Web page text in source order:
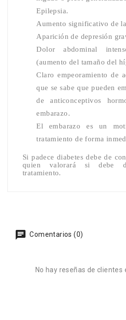
Epilepsia.
Aumento significativo de
Aparición de depresión
Dolor abdominal
(aumento del tamaño del
Claro empeoramiento de
que se sabe que pueden
de anticonceptivos
embarazo.
El embarazo es un
tratamiento de forma
Si padece diabetes debe de
quien valorará si debe
tratamiento.
Comentarios (0)
No hay reseñas de clientes